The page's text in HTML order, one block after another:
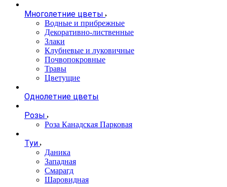
Многолетние цветы
Водные и прибрежные
Декоративно-лиственные
Злаки
Клубневые и луковичные
Почвопокровные
Травы
Цветущие
Однолетние цветы
Розы
Роза Канадская Парковая
Туи
Даника
Западная
Смарагд
Шаровидная